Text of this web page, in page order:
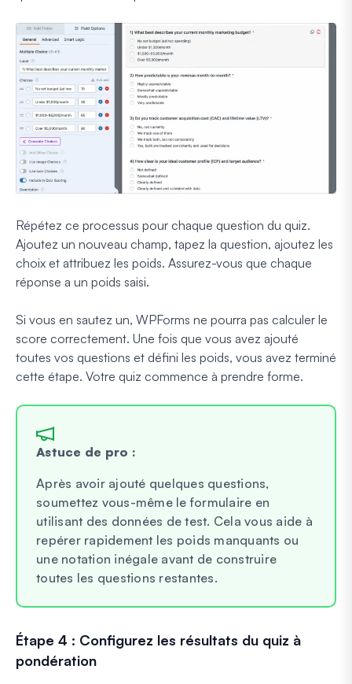
Répétez ce processus pour chaque question du quiz.
Ajoutez un nouveau champ, tapez la question, ajoutez les
choix et attribuez les poids. Assurez-vous que chaque
réponse a un poids saisi.
Si vous en sautez un, WPForms ne pourra pas calculer le
score correctement. Une fois que vous avez ajouté
toutes vos questions et défini les poids, vous avez terminé
cette étape. Votre quiz commence à prendre forme.
Astuce de pro :
Après avoir ajouté quelques questions,
soumettez vous-même le formulaire en
utilisant des données de test. Cela vous aide à
repérer rapidement les poids manquants ou
une notation inégale avant de construire
toutes les questions restantes.
Étape 4 : Configurez les résultats du quiz à
pondération